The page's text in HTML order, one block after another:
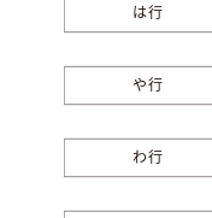
は行
や行
わ行